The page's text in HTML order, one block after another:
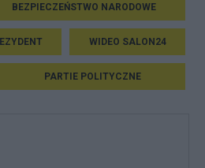
BEZPIECZEŃSTWO NARODOWE
WIDEO SALON24
PARTIE POLITYCZNE